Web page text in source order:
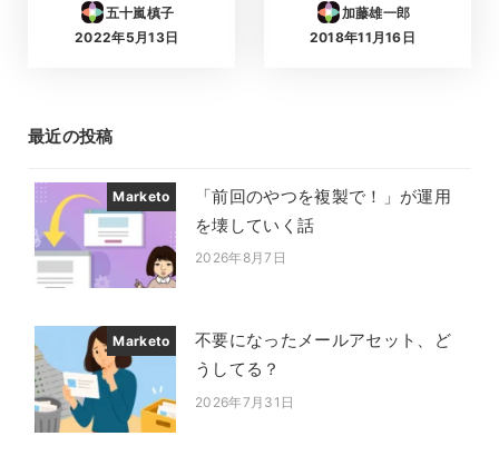
五十嵐槙子
投稿日
2022年5月13日
加藤雄一郎
投稿日
2018年11月16日
最近の投稿
Marketo
「前回のやつを複製で！」が運用
を壊していく話
投稿日
2026年8月7日
Marketo
不要になったメールアセット、ど
うしてる？
投稿日
2026年7月31日